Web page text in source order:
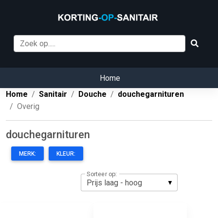
Home
Home
Sanitair Douche
douchegarnituren
Overig
douchegarnituren
MERK: KLEUR:
Sorteer op: